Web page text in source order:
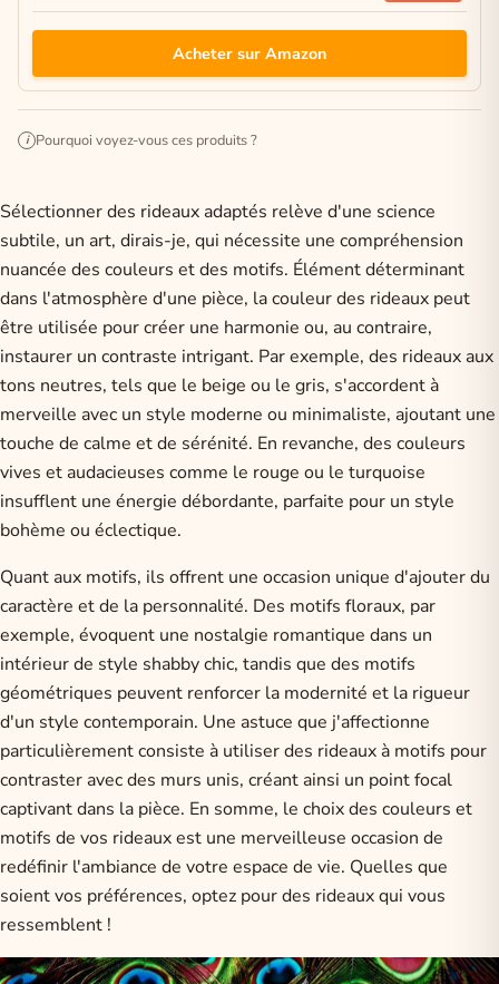
Acheter sur Amazon
i Pourquoi voyez-vous ces produits ?
Sélectionner des rideaux adaptés relève d'une science
subtile, un art, dirais-je, qui nécessite une compréhension
nuancée des couleurs et des motifs. Élément déterminant
dans l'atmosphère d'une pièce, la couleur des rideaux peut
être utilisée pour créer une harmonie ou, au contraire,
instaurer un contraste intrigant. Par exemple, des rideaux aux
tons neutres, tels que le beige ou le gris, s'accordent à
merveille avec un style moderne ou minimaliste, ajoutant une
touche de calme et de sérénité. En revanche, des couleurs
vives et audacieuses comme le rouge ou le turquoise
insufflent une énergie débordante, parfaite pour un style
bohème ou éclectique.
Quant aux motifs, ils offrent une occasion unique d'ajouter du
caractère et de la personnalité. Des motifs floraux, par
exemple, évoquent une nostalgie romantique dans un
intérieur de style shabby chic, tandis que des motifs
géométriques peuvent renforcer la modernité et la rigueur
d'un style contemporain. Une astuce que j'affectionne
particulièrement consiste à utiliser des rideaux à motifs pour
contraster avec des murs unis, créant ainsi un point focal
captivant dans la pièce. En somme, le choix des couleurs et
motifs de vos rideaux est une merveilleuse occasion de
redéfinir l'ambiance de votre espace de vie. Quelles que
soient vos préférences, optez pour des rideaux qui vous
ressemblent !